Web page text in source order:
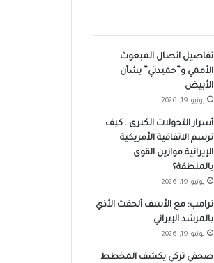
تفاصيل اتصال المبعوث
الأممي و”حميدتي” بشأن
الأبيض
يونيو 19, 2026
أسرار التحولات الكبرى.. كيف
ترسم الاتفاقية الأمريكية
الإيرانية موازين القوى
بالمنطقة؟
يونيو 19, 2026
ترامب: مع الأسف ألحقت الأذي
بالمرشد الإيراني
يونيو 19, 2026
صحفي تركي يكشف المخطط